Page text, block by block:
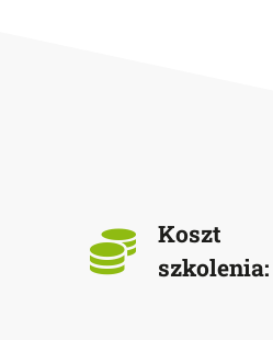
Koszt
szkolenia: